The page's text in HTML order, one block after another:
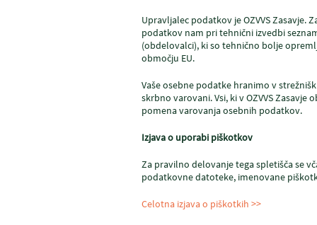
Upravljalec podatkov je OZVVS Zasavje.
podatkov nam pri tehnični izvedbi
(obdelovalci), ki so tehnično bolje
območju EU.
Vaše osebne podatke hranimo v
skrbno varovani. Vsi, ki v OZVVS
pomena varovanja osebnih podatkov.
Izjava o uporabi piškotkov
Za pravilno delovanje tega spletišča se
podatkovne datoteke, imenovane
Celotna izjava o piškotkih >>